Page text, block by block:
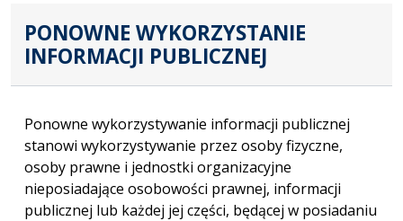
PONOWNE WYKORZYSTANIE
INFORMACJI PUBLICZNEJ
Ponowne wykorzystywanie informacji publicznej
stanowi wykorzystywanie przez osoby fizyczne,
osoby prawne i jednostki organizacyjne
nieposiadające osobowości prawnej, informacji
publicznej lub każdej jej części, będącej w posiadaniu